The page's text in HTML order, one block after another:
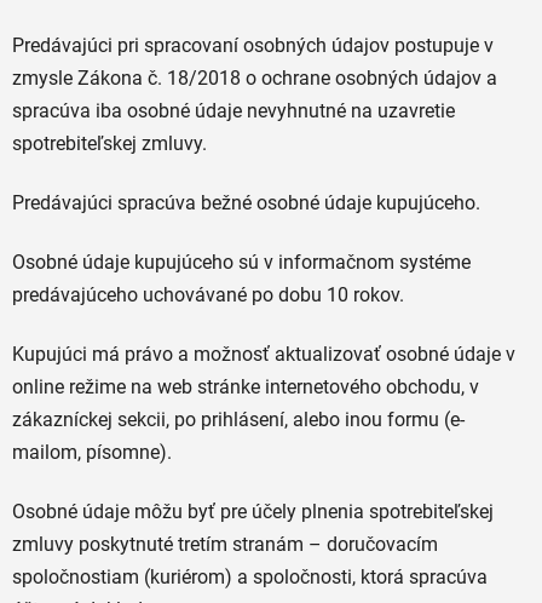
Predávajúci pri spracovaní osobných údajov postupuje v
zmysle Zákona č. 18/2018 o ochrane osobných údajov a
spracúva iba osobné údaje nevyhnutné na uzavretie
spotrebiteľskej zmluvy.
Predávajúci spracúva bežné osobné údaje kupujúceho.
Osobné údaje kupujúceho sú v informačnom systéme
predávajúceho uchovávané po dobu 10 rokov.
Kupujúci má právo a možnosť aktualizovať osobné údaje v
online režime na web stránke internetového obchodu, v
zákazníckej sekcii, po prihlásení, alebo inou formu (e-
mailom, písomne).
Osobné údaje môžu byť pre účely plnenia spotrebiteľskej
zmluvy poskytnuté tretím stranám – doručovacím
spoločnostiam (kuriérom) a spoločnosti, ktorá spracúva